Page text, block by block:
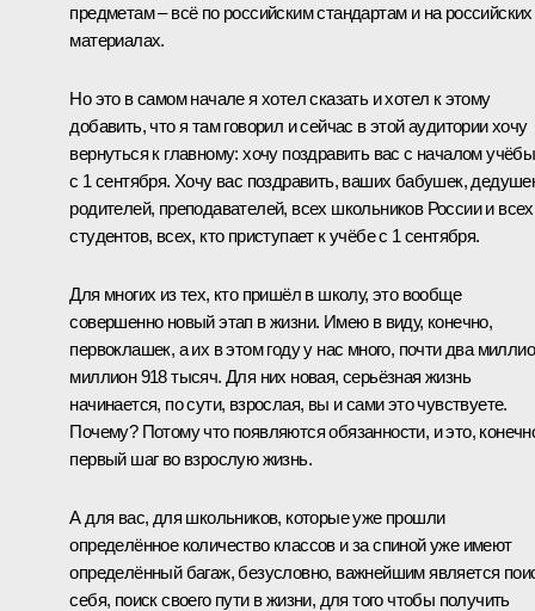
предметам – всё по российским стандартам и на российских
материалах.
Но это в самом начале я хотел сказать и хотел к этому
добавить, что я там говорил и сейчас в этой аудитории хочу
вернуться к главному: хочу поздравить вас с началом
с 1 сентября. Хочу вас поздравить, ваших бабушек,
родителей, преподавателей, всех школьников России и всех
студентов, всех, кто приступает к учёбе с 1 сентября.
Для многих из тех, кто пришёл в школу, это вообще
совершенно новый этап в жизни. Имею в виду, конечно,
первоклашек, а их в этом году у нас много, почти два
миллион 918 тысяч. Для них новая, серьёзная жизнь
начинается, по сути, взрослая, вы и сами это чувствуете.
Почему? Потому что появляются обязанности, и это,
первый шаг во взрослую жизнь.
А для вас, для школьников, которые уже прошли
определённое количество классов и за спиной уже имеют
определённый багаж, безусловно, важнейшим является
себя, поиск своего пути в жизни, для того чтобы получить